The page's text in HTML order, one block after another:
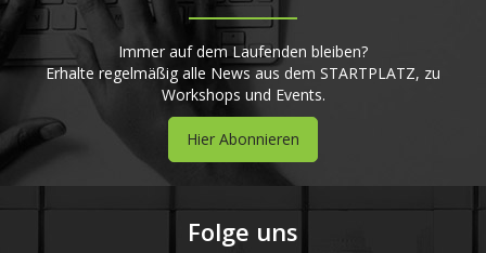
Immer auf dem Laufenden bleiben?
Erhalte regelmäßig alle News aus dem STARTPLATZ, zu
Workshops und Events.
Hier Abonnieren
Folge uns